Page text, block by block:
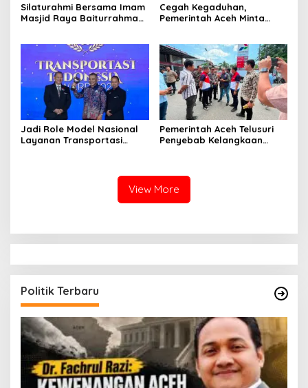
‎Silaturahmi Bersama Imam
Masjid Raya Baiturrahman,
Cegah Kegaduhan,
Pemerintah Aceh Minta
Jadi Role Model Nasional
Layanan Transportasi
Pemerintah Aceh Telusuri
Penyebab Kelangkaan
View More
Politik Terbaru